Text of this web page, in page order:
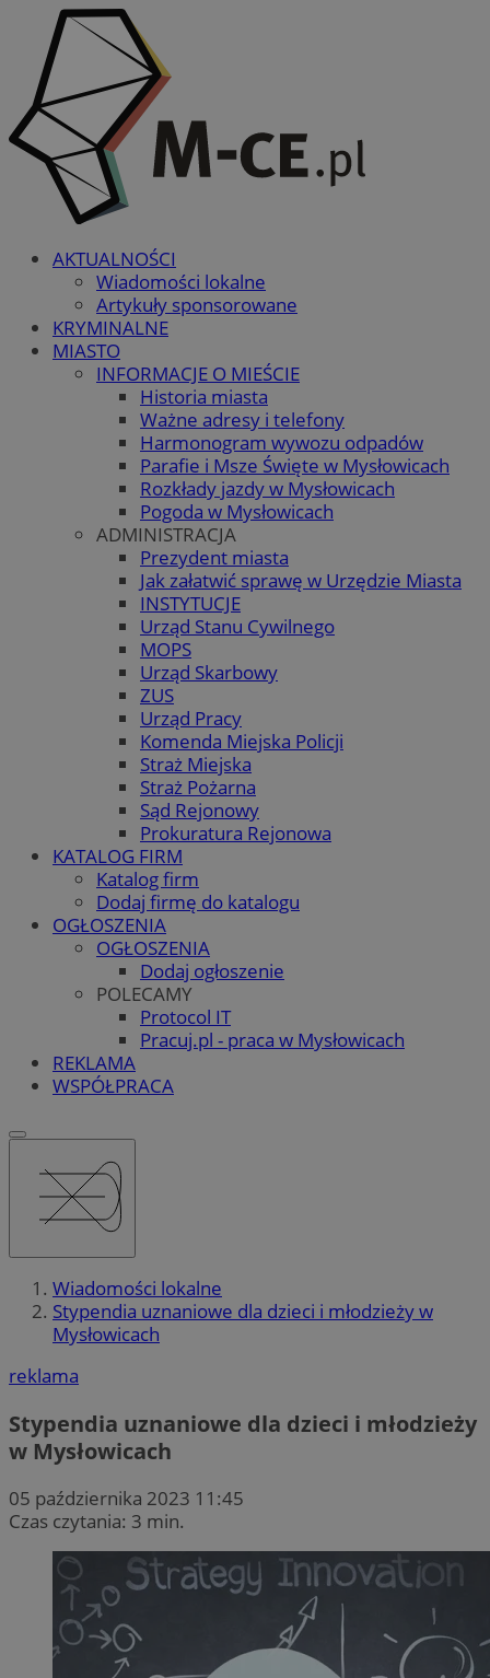
AKTUALNOŚCI
Wiadomości lokalne
Artykuły sponsorowane
KRYMINALNE
MIASTO
INFORMACJE O MIEŚCIE
Historia miasta
Ważne adresy i telefony
Harmonogram wywozu odpadów
Parafie i Msze Święte w Mysłowicach
Rozkłady jazdy w Mysłowicach
Pogoda w Mysłowicach
ADMINISTRACJA
Prezydent miasta
Jak załatwić sprawę w Urzędzie Miasta
INSTYTUCJE
Urząd Stanu Cywilnego
MOPS
Urząd Skarbowy
ZUS
Urząd Pracy
Komenda Miejska Policji
Straż Miejska
Straż Pożarna
Sąd Rejonowy
Prokuratura Rejonowa
KATALOG FIRM
Katalog firm
Dodaj firmę do katalogu
OGŁOSZENIA
OGŁOSZENIA
Dodaj ogłoszenie
POLECAMY
Protocol IT
Pracuj.pl - praca w Mysłowicach
REKLAMA
WSPÓŁPRACA
Wiadomości lokalne
Stypendia uznaniowe dla dzieci i młodzieży w
Mysłowicach
reklama
Stypendia uznaniowe dla dzieci i młodzieży
w Mysłowicach
05 października 2023 11:45
Czas czytania: 3 min.